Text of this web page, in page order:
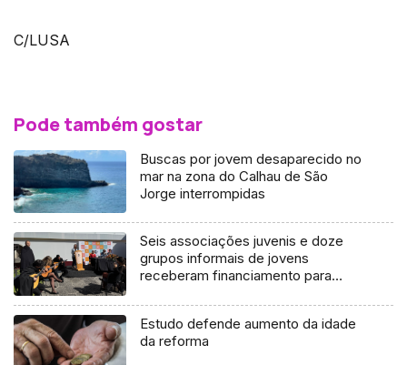
C/LUSA
Pode também gostar
Buscas por jovem desaparecido no
mar na zona do Calhau de São
Jorge interrompidas
Seis associações juvenis e doze
grupos informais de jovens
receberam financiamento para
Estudo defende aumento da idade
da reforma